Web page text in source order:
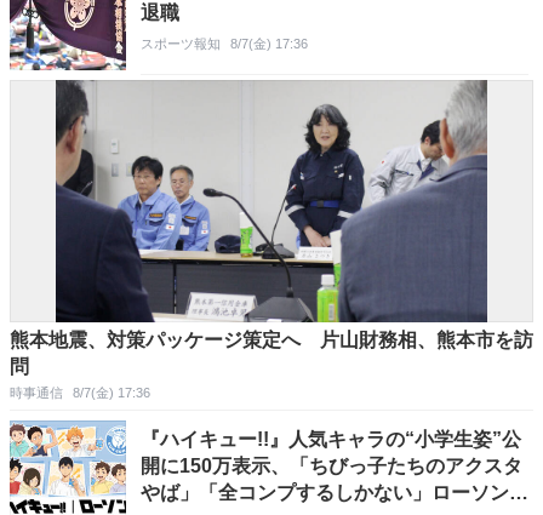
退職
スポーツ報知 8/7(金) 17:36
熊本地震、対策パッケージ策定へ 片山財務相、熊本市を訪
問
時事通信 8/7(金) 17:36
『ハイキュー!!』人気キャラの“小学生姿”公
開に150万表示、「ちびっ子たちのアクスタ
やば」「全コンプするしかない」ローソンコ